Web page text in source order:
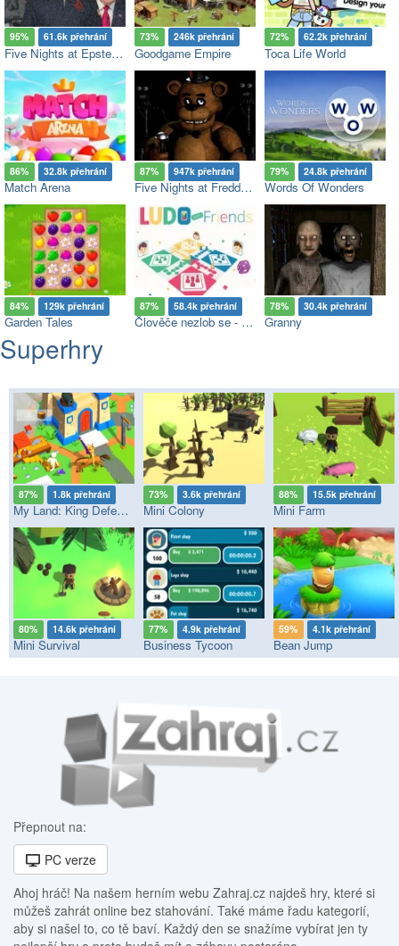
95% 61.6k přehrání
Five Nights at Epstein’s
73% 246k přehrání
Goodgame Empire
72% 62.2k přehrání
Toca Life World
86% 32.8k přehrání
Match Arena
87% 947k přehrání
Five Nights at Freddy's
79% 24.8k přehrání
Words Of Wonders
84% 129k přehrání
Garden Tales
87% 58.4k přehrání
Člověče nezlob se - Multiplayer
78% 30.4k přehrání
Granny
Superhry
87% 1.8k přehrání
My Land: King Defender
73% 3.6k přehrání
Mini Colony
88% 15.5k přehrání
Mini Farm
80% 14.6k přehrání
Mini Survival
77% 4.9k přehrání
Business Tycoon
59% 4.1k přehrání
Bean Jump
Přepnout na:
PC verze
Ahoj hráč! Na našem herním webu Zahraj.cz najdeš hry, které si
můžeš zahrát online bez stahování. Také máme řadu kategorií,
aby si našel to, co tě baví. Každý den se snažíme vybírat jen ty